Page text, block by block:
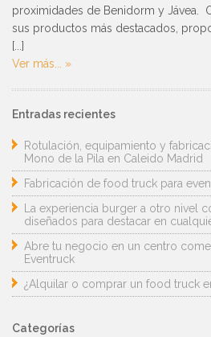
proximidades de Benidorm y Jávea.
sus productos más destacados,
[...]
Ver más... »
Entradas recientes
Rotulación, equipamiento y
Mono de la Pila en Caleido Madrid
Fabricación de food truck para
La experiencia burger a otro nivel
diseñados para destacar en
Abre tu negocio en un centro
Eventruck
¿Alquilar o comprar un food truck
Categorías